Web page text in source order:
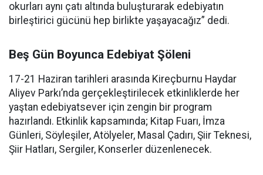
okurları aynı çatı altında buluşturarak edebiyatın
birleştirici gücünü hep birlikte yaşayacağız” dedi.
Beş Gün Boyunca Edebiyat Şöleni
17-21 Haziran tarihleri arasında Kireçburnu Haydar
Aliyev Parkı’nda gerçekleştirilecek etkinliklerde her
yaştan edebiyatsever için zengin bir program
hazırlandı. Etkinlik kapsamında; Kitap Fuarı, İmza
Günleri, Söyleşiler, Atölyeler, Masal Çadırı, Şiir Teknesi,
Şiir Hatları, Sergiler, Konserler düzenlenecek.